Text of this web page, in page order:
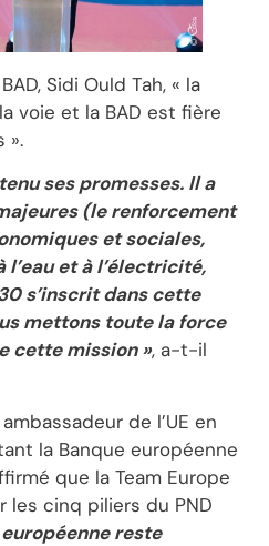
Sidi Ould Tah, « la
voie et la BAD est fière
».
ses promesses. Il a
(le renforcement
et sociales,
l’eau et à l’électricité,
s’inscrit dans cette
mettons toute la force
cette mission », a-t-il
de l’UE en
la Banque européenne
que la Team Europe
les cinq piliers du PND
européenne reste